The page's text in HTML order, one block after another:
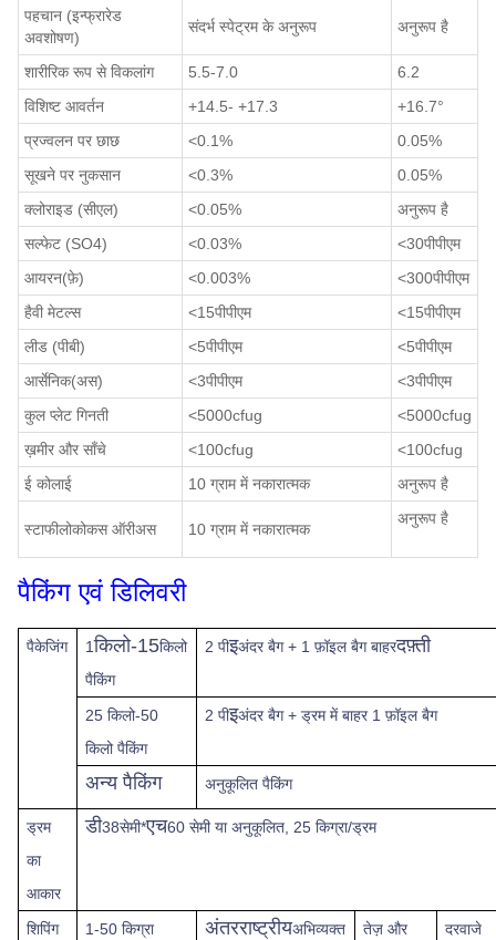
पहचान (इन्फ्रारेड
अवशोषण)
संदर्भ स्पेट्रम के अनुरूप अनुरूप है
शारीरिक रूप से विकलांग 5.5-7.0
6.2
विशिष्ट आवर्तन
+14.5- +17.3
+16.7°
प्रज्वलन पर छाछ
<0.1%
0.05%
सूखने पर नुकसान
<0.3%
0.05%
क्लोराइड (सीएल)
<0.05%
अनुरूप है
सल्फेट (SO4)
<0.03%
<30पीपीएम
आयरन(फ़े)
<0.003%
<300पीपीएम
हैवी मेटल्स
<15पीपीएम
<15पीपीएम
लीड (पीबी)
<5पीपीएम
<5पीपीएम
आर्सेनिक(अस)
<3पीपीएम
<3पीपीएम
कुल प्लेट गिनती
<5000cfug
<5000cfug
ख़मीर और साँचे
<100cfug
<100cfug
ई कोलाई
10 ग्राम में नकारात्मक अनुरूप है
स्टाफीलोकोकस ऑरीअस 10 ग्राम में नकारात्मक
अनुरूप है
पैकिंग एवं डिलिवरी
पैकेजिंग 1किलो-15किलो
पैकिंग
2 पीइअंदर बैग + 1 फ़ॉइल बैग बाहरदफ़्ती
25 किलो-50
किलो पैकिंग
2 पीइअंदर बैग + ड्रम में बाहर 1 फ़ॉइल बैग
अन्य पैकिंग अनुकूलित पैकिंग
ड्रम
का
आकार
डी38सेमी*एच60 सेमी या अनुकूलित, 25 किग्रा/ड्रम
शिपिंग 1-50 किग्रा अंतरराष्ट्रीयअभिव्यक्त तेज़ और दरवाजे